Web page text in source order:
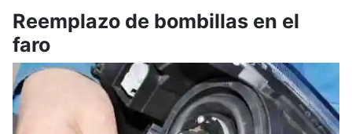
Reemplazo de bombillas en el
faro